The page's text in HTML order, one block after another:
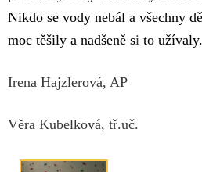
Nikdo se vody nebál a všechny
moc těšily a nadšeně si to užívaly.
Irena Hajzlerová, AP
Věra Kubelková, tř.uč.